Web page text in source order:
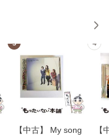
3
【中古】 My song
4
【